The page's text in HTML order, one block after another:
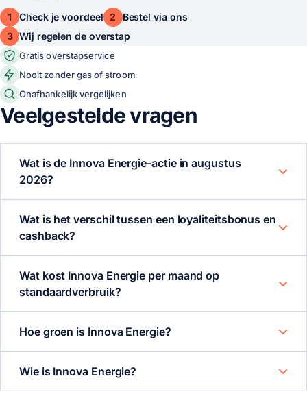
1 Check je voordeel 2
Bestel via ons
3 Wij regelen de overstap
Gratis overstapservice
Nooit zonder gas of stroom
Onafhankelijk vergelijken
Veelgestelde vragen
Wat is de Innova Energie-actie in augustus
2026?
Wat is het verschil tussen een loyaliteitsbonus en
cashback?
Wat kost Innova Energie per maand op
standaardverbruik?
Hoe groen is Innova Energie?
Wie is Innova Energie?